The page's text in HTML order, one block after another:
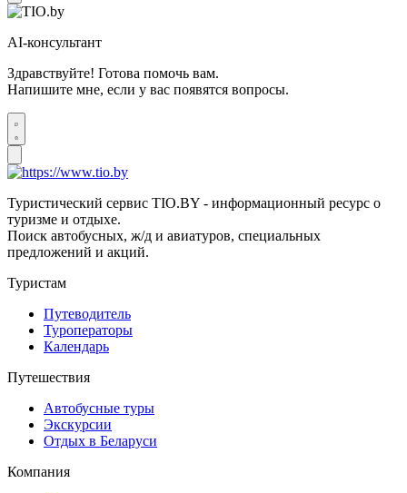
AI-консультант
Здравствуйте! Готова помочь вам.
Напишите мне, если у вас появятся вопросы.
Туристический сервис TIO.BY - информационный ресурс о
туризме и отдыхе.
Поиск автобусных, ж/д и авиатуров, специальных
предложений и акций.
Туристам
Путеводитель
Туроператоры
Календарь
Путешествия
Автобусные туры
Экскурсии
Отдых в Беларуси
Компания